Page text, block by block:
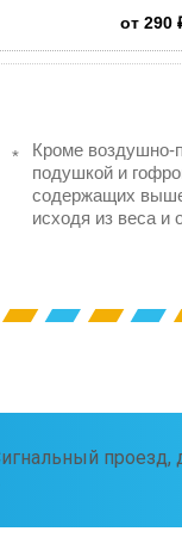
от 290
Кроме воздушно-
подушкой и
содержащих
исходя из веса и
проезд,